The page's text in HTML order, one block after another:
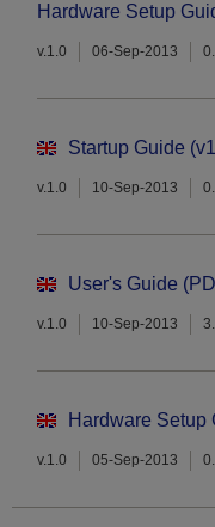
Hardware Setup
v.1.0 06-Sep-2013
Startup Guide
v.1.0 10-Sep-2013
User's Guide
v.1.0 10-Sep-2013
Hardware Setup
v.1.0 05-Sep-2013